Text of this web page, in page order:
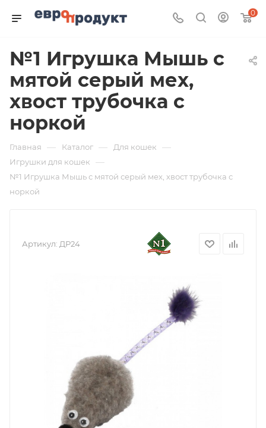
0
№1 Игрушка Мышь с
мятой серый мех,
хвост трубочка с
норкой
Главная — Каталог — Для кошек —
Игрушки для кошек —
№1 Игрушка Мышь с мятой серый мех, хвост трубочка с
норкой
Артикул: ДР24